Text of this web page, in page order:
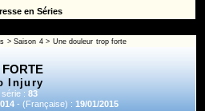
en Séries
>Saison 4> Une douleur trop forte
forte
Injury
série :83
- (Française) :19/01/2015